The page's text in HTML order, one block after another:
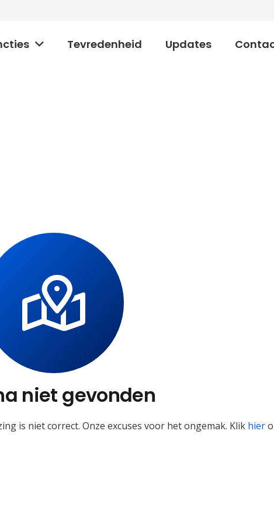
Tevredenheid Updates
niet gevonden
is niet correct. Onze excuses voor het ongemak. Klik hier